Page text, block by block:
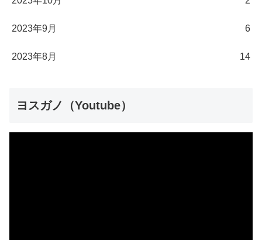
2023年9月 6
2023年8月 14
ヨスガノ（Youtube）